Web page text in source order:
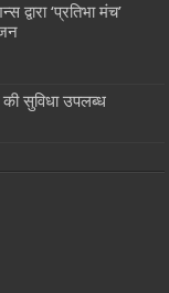
‘प्रतिभा मंच’
सुविधा उपलब्ध